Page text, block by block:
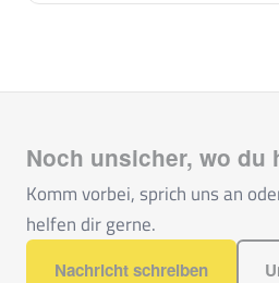
Noch unsicher, wo du
Komm vorbei, sprich uns an
helfen dir gerne.
Nachricht schreiben